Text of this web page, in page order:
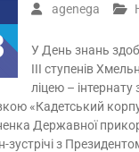
agenega
У День знань
ІІІ ступенів
ліцею –
«Кадетський
Державної
зустрічі з